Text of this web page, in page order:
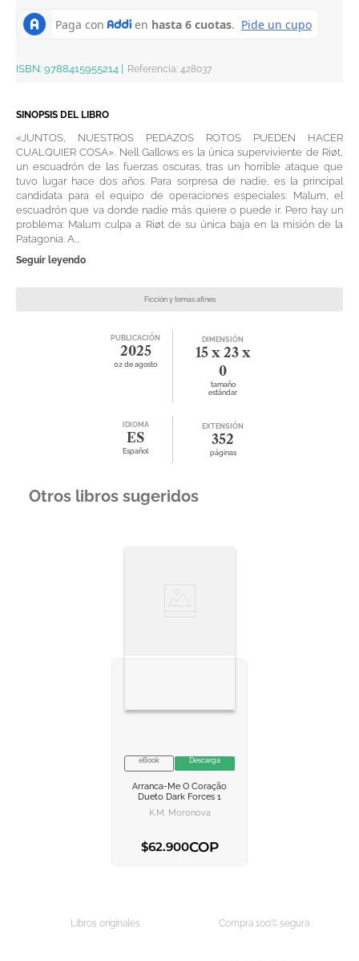
ISBN: 9788415955214 Referencia: 428037
SINOPSIS DEL LIBRO
«JUNTOS, NUESTROS PEDAZOS ROTOS PUEDEN HACER
CUALQUIER COSA». Nell Gallows es la única superviviente de Riøt,
un escuadrón de las fuerzas oscuras, tras un horrible ataque que
tuvo lugar hace dos años. Para sorpresa de nadie, es la principal
candidata para el equipo de operaciones especiales: Malum, el
escuadrón que va donde nadie más quiere o puede ir. Pero hay un
problema: Malum culpa a Riøt de su única baja en la misión de la
Patagonia. A...
Seguir leyendo
Ficción y temas afines
PUBLICACIÓN
2025
02 de agosto
DIMENSIÓN
15 x 23 x
0
tamaño
estándar
IDIOMA
ES
Español
EXTENSIÓN
352
páginas
Otros libros sugeridos
VER INFORMACION
AGREGAR AL
eBook Descarga
Arranca-Me O Coração
Dueto Dark Forces 1
K.m. Moronova
$62.900COP
Libros originales Compra 100% segura